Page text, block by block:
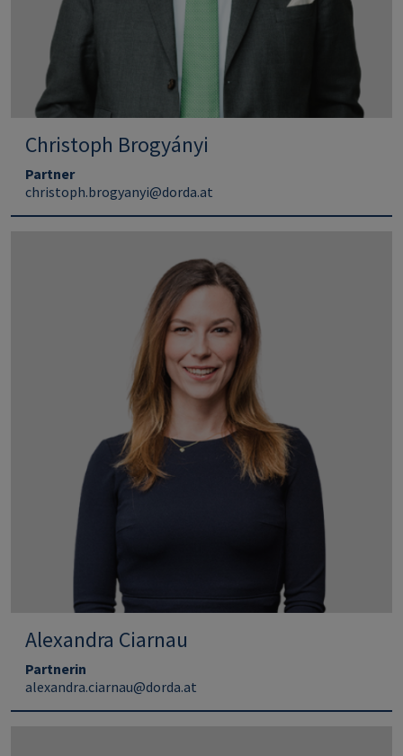
Christoph Brogyányi
Partner
christoph.brogyanyi@dorda.at
Alexandra Ciarnau
Partnerin
alexandra.ciarnau@dorda.at